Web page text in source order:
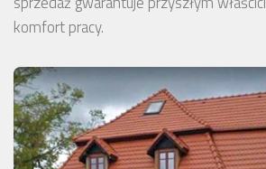
komfort pracy.